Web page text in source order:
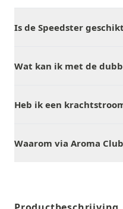
Is de Speedster
Wat kan ik met de
Heb ik een
Waarom via Aroma